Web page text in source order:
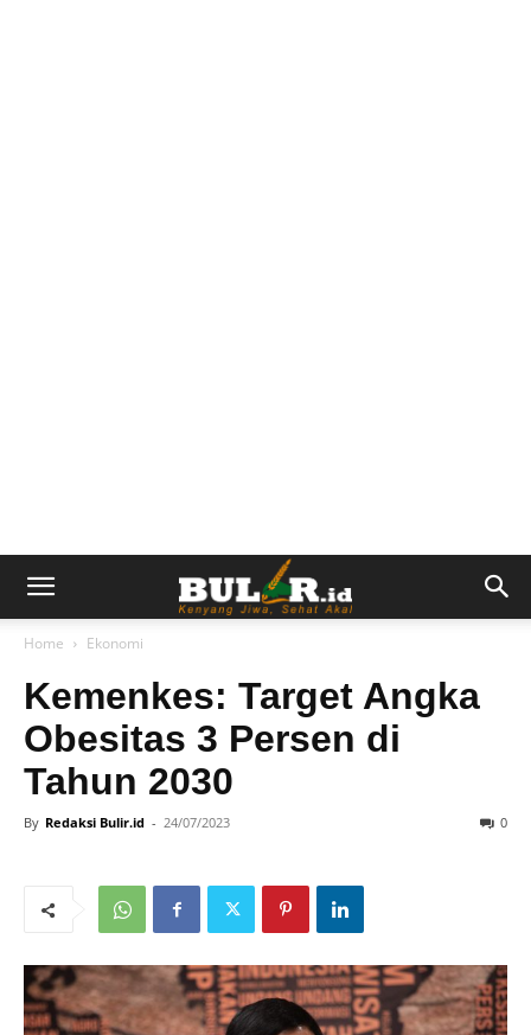
Home Ekonomi
Kemenkes: Target Angka
Obesitas 3 Persen di
Tahun 2030
By Redaksi Bulir.id - 24/07/2023 0